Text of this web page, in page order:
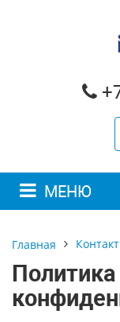
МЕНЮ
Главная
Политика